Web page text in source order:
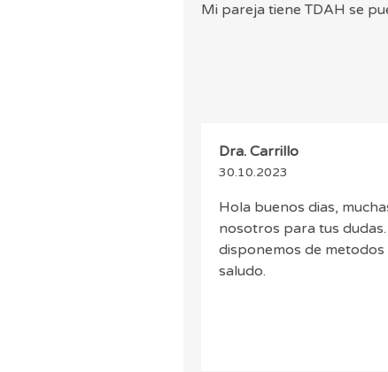
Mi pareja tiene TDAH se
Dra. Carrillo
30.10.2023
Hola buenos dias,
nosotros para tus
disponemos de
saludo.